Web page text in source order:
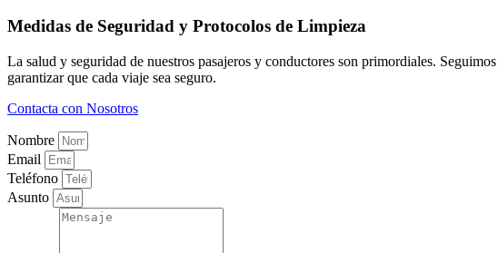
Medidas de Seguridad y Protocolos de Limpieza
La salud y seguridad de nuestros pasajeros y conductores son primordiales.
garantizar que cada viaje sea seguro.
Contacta con Nosotros
Nombre
Email
Teléfono
Asunto